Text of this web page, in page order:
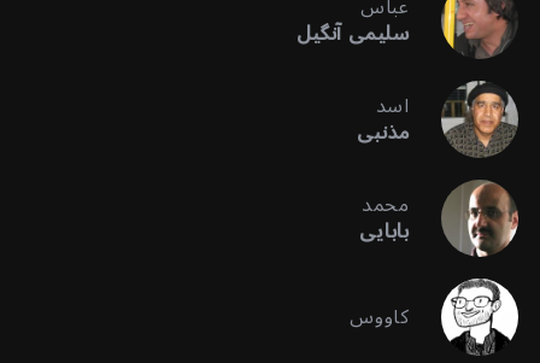
سلیمی آنگیل
اسد
مذنبی
محمد
بابایی
کاووس